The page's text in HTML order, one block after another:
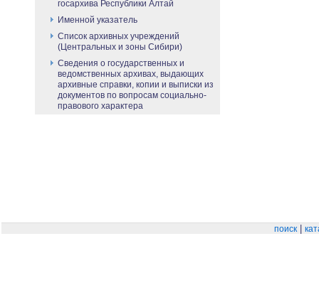
госархива Республики Алтай
Именной указатель
Список архивных учреждений
(Центральных и зоны Сибири)
Сведения о государственных и
ведомственных архивах, выдающих
архивные справки, копии и выписки из
документов по вопросам социально-
правового характера
поиск